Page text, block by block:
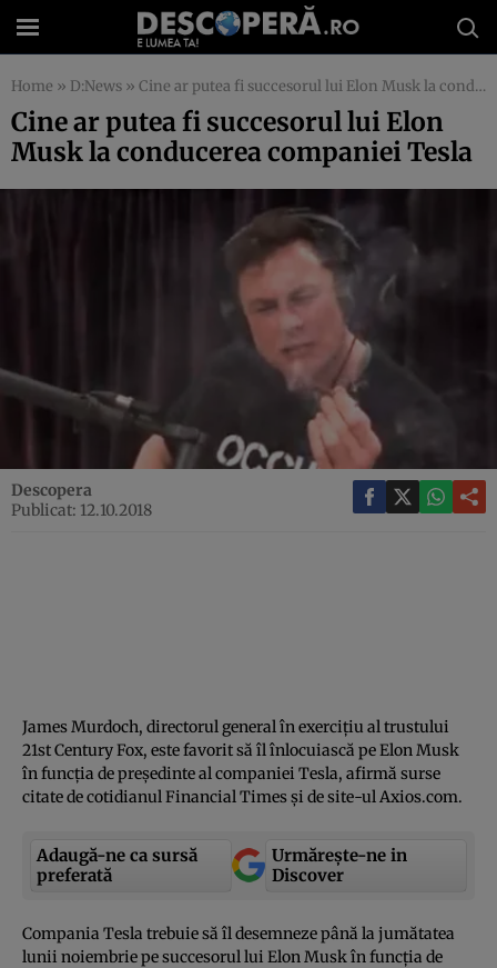
Home » D:News » Cine ar putea fi succesorul lui Elon Musk la conducerea companiei Tesla
Cine ar putea fi succesorul lui Elon
Musk la conducerea companiei Tesla
Descopera
Publicat: 12.10.2018
James Murdoch, directorul general în exerciţiu al trustului
21st Century Fox, este favorit să îl înlocuiască pe Elon Musk
în funcţia de preşedinte al companiei Tesla, afirmă surse
citate de cotidianul Financial Times şi de site-ul Axios.com.
Adaugă-ne ca sursă
preferată
Urmărește-ne in
Discover
Compania Tesla trebuie să îl desemneze până la jumătatea
lunii noiembrie pe succesorul lui Elon Musk în funcţia de